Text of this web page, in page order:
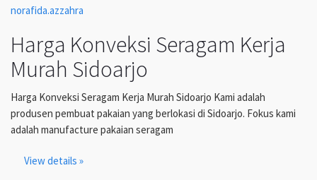
norafida.azzahra
Harga Konveksi Seragam Kerja
Murah Sidoarjo
Harga Konveksi Seragam Kerja Murah Sidoarjo Kami adalah
produsen pembuat pakaian yang berlokasi di Sidoarjo. Fokus kami
adalah manufacture pakaian seragam
View details »